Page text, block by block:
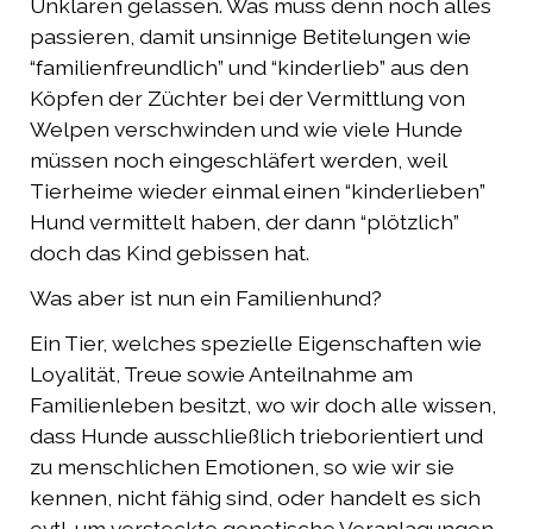
Unklaren gelassen. Was muss denn noch alles
passieren, damit unsinnige Betitelungen wie
“familienfreundlich” und “kinderlieb” aus den
Köpfen der Züchter bei der Vermittlung von
Welpen verschwinden und wie viele Hunde
müssen noch eingeschläfert werden, weil
Tierheime wieder einmal einen “kinderlieben”
Hund vermittelt haben, der dann “plötzlich”
doch das Kind gebissen hat.
Was aber ist nun ein Familienhund?
Ein Tier, welches spezielle Eigenschaften wie
Loyalität, Treue sowie Anteilnahme am
Familienleben besitzt, wo wir doch alle wissen,
dass Hunde ausschließlich trieborientiert und
zu menschlichen Emotionen, so wie wir sie
kennen, nicht fähig sind, oder handelt es sich